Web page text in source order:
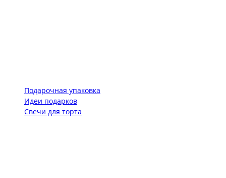
Подарочная упаковка
Идеи подарков
Свечи для торта